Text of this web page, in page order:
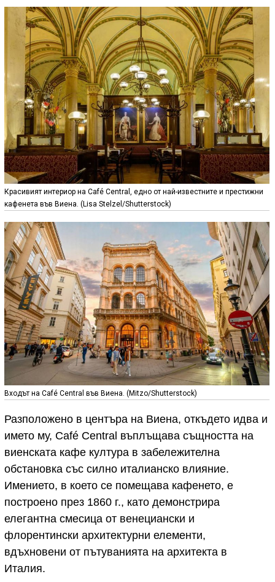
Красивият интериор на Café Central, еднo от най-известните и престижни
кафенета във Виена. (Lisa Stelzel/Shutterstock)
Входът на Café Central във Виена. (Mitzo/Shutterstock)
Разположено в центъра на Виена, откъдето идва и
името му, Café Central въплъщава същността на
виенската кафе култура в забележителна
обстановка със силно италианско влияние.
Имението, в което се помещава кафенето, е
построено през 1860 г., като демонстрира
елегантна смесица от венециански и
флорентински архитектурни елементи,
вдъхновени от пътуванията на архитекта в
Италия.